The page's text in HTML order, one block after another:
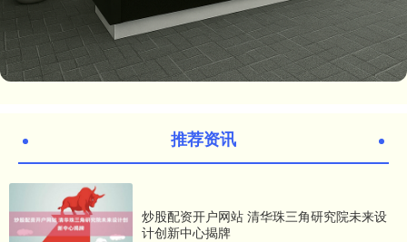
推荐资讯
炒股配资开户网站 清华珠三角研究院未来设
计创新中心揭牌